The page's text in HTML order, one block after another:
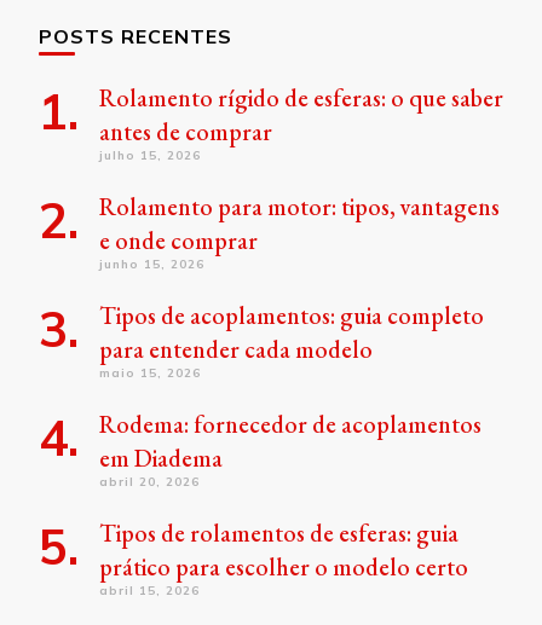
POSTS RECENTES
Rolamento rígido de esferas: o que saber
antes de comprar
julho 15, 2026
Rolamento para motor: tipos, vantagens
e onde comprar
junho 15, 2026
Tipos de acoplamentos: guia completo
para entender cada modelo
maio 15, 2026
Rodema: fornecedor de acoplamentos
em Diadema
abril 20, 2026
Tipos de rolamentos de esferas: guia
prático para escolher o modelo certo
abril 15, 2026